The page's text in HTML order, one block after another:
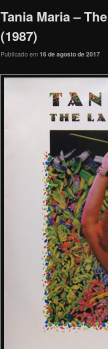
Tania Maria –
(1987)
Publicado em 16 de agosto de 2017